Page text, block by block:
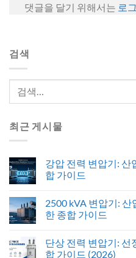
댓글을 달기 위해서는 로
검색
최근 게시물
강압 전력 변압기: 산
합 가이드
2500 kVA 변압기: 산
한 종합 가이드
단상 전력 변압기: 선
합 가이드 (2026)